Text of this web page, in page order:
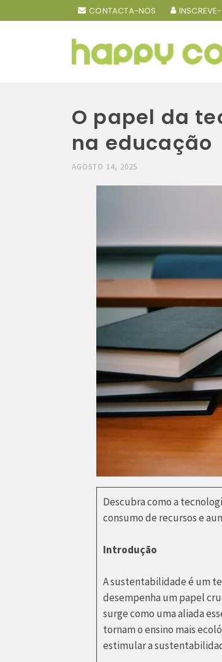
CONTACTA-NOS
O papel da
na educação
AGOSTO 14, 2025
Descubra como a
consumo de recursos e
Introdução
A sustentabilidade é um
desempenha um papel
surge como uma aliada
tornam o ensino mais
estimular a